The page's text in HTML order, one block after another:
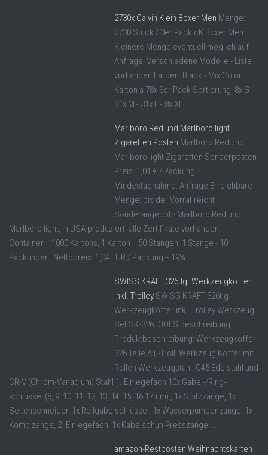
2730x Calvin Klein Boxer Men Menge:
2730 Stück / 3er Pack cK Boxer Men
Kleinere Menge eventuell möglich auf
Anfrage! Verschiedene Modelle - Liste
vorhanden Farben: Black - Mix Color
Karton à 78x 3er Pack Sortierung: 8x S -
31x M - 31x L - 8x XL
Marlboro Red und Marlboro light
Zigaretten Posten Marlboro Red und
Marlboro light Zigaretten Sonderposten
Preis: 1,04 € / Packung
Mindestabnahme: Anfrage Erreichbare
Menge: bis der Vorrat reicht
Sonderangebot - Marlboro Red und
Marlboro light, in USA produziert, alle Zertifikate vorhanden. 1
Container = 1000 Kartons, 1 Karton = 50 Stangen, 1 Stange - 10
Packungen. Nettopreis: 1,04 EUR / Packung + 19% ...
SWISS KRAFT 326tlg. Werkzeugkoffer
inkl. Trolley SWISS KRAFT 326tlg.
Werkzeugkoffer inkl. Trolley Werkzeug
Set SK-326TOOLS Beschreibung
Produktbeschreibung: Werkzeugkoffer
326 Teile Alu-Trolli Werkzeug Koffer mit
Rollen Werkzeugstahl: C45 Edelstahl und
CR-V (Chrom-Vanadium) Stahl 1. Einlegefach 10x Gabel-/Ring-
schlüssel (8, 9, 10, 11, 12, 13, 14, 15, 16,17mm) , 1x Spitzzange, 1x
Seitenschneider, 1x Rollgabelschlüssel, 1x Wasserpumpenzange, 1x
Kombizange, 2. Einlegefach: 1x Kabelschuh Presszange ...
amazon-Restposten Weihnachtskarten